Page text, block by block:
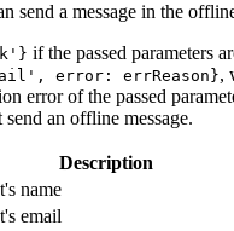
send a message in the
if the passed parameters
error: errReason},
error of the passed
an offline message.
Description
name
email